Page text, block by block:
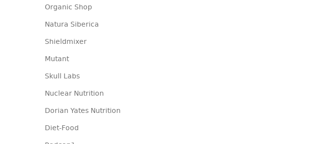
Organic Shop
Natura Siberica
Shieldmixer
Mutant
Skull Labs
Nuclear Nutrition
Dorian Yates Nutrition
Diet-Food